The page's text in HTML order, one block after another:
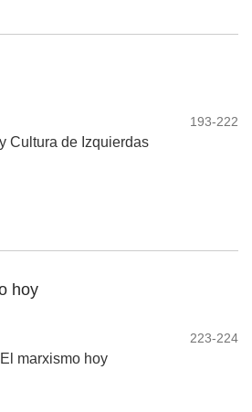
193-222
Cultura de Izquierdas
hoy
223-224
marxismo hoy